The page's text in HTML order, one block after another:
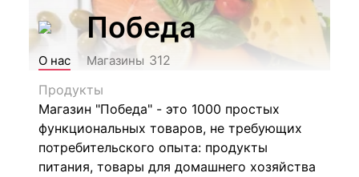
Победа
О нас Магазины 312
Продукты
Магазин "Победа" - это 1000 простых
функциональных товаров, не требующих
потребительского опыта: продукты
питания, товары для домашнего хозяйства